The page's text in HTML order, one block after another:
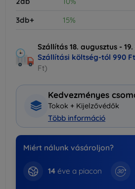
3db+
15%
Szállítás 18. augusztus -
Szállítási költség-tól 990 Ft
Ft)
Kedvezményes
Tokok + Kijelzővédők
Több információ
Miért nálunk vásároljon?
14éve a piacon